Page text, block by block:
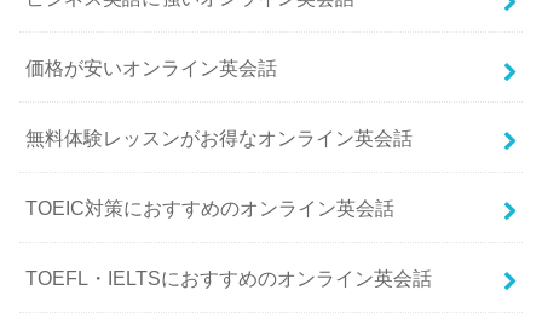
価格が安いオンライン英会話
無料体験レッスンがお得なオンライン英会話
TOEIC対策におすすめのオンライン英会話
TOEFL・IELTSにおすすめのオンライン英会話